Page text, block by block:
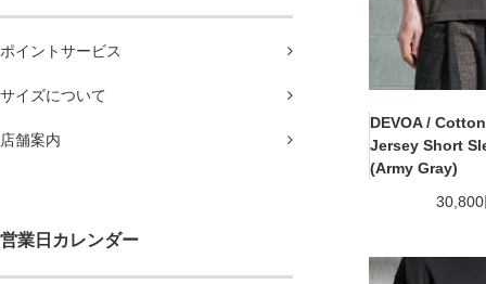
ポイントサービス
サイズについて
店舗案内
営業日カレンダー
DEVOA /
Jersey Short
(Army Gray)